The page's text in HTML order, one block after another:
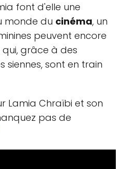
font d'elle une
monde du cinéma, un
peuvent encore
grâce à des
siennes, sont en train
Lamia Chraïbi et son
pas de